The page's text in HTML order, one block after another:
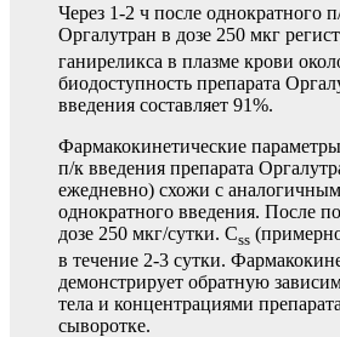
Через 1-2 ч после однократного
Оргалутран в дозе 250 мкг
ганиреликса в плазме крови
биодоступность препарата
введения составляет 91%.
Фармакокинетические
п/к введения препарата
ежедневно) схожи с
однократного введения. После
дозе 250 мкг/сутки. Css
в течение 2-3 сутки.
демонстрирует обратную
тела и концентрациями
сыворотке.